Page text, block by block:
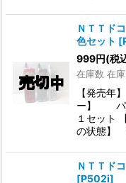
ＮＴＴド
色セット [
999円(税
在庫数 在
【発売
ー】 パ
１セット
の状態】
ＮＴＴド
[P502i]